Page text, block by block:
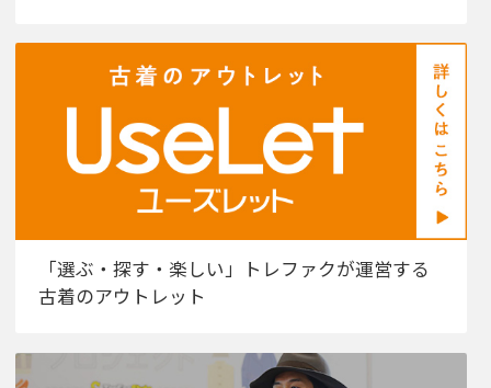
「選ぶ・探す・楽しい」トレファクが運営する
古着のアウトレット